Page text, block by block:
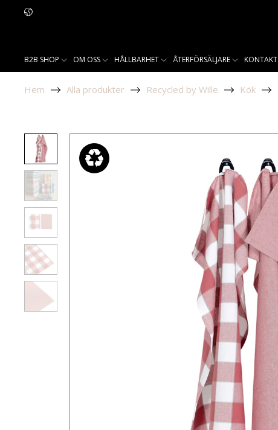
B2B SHOP OM OSS HÅLLBARHET ÅTERFÖRSÄLJARE KONTAKT
Hem Alla produkter Recycled by Wille Kök